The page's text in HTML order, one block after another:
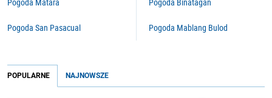
Pogoda San Pasacual Pogoda Mablang Bulod
POPULARNE NAJNOWSZE